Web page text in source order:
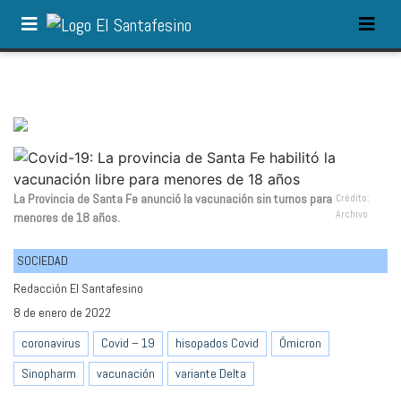
La Provincia de Santa Fe anunció la vacunación sin turnos para
menores de 18 años.
Crédito:
Archivo
SOCIEDAD
Redacción El Santafesino
8 de enero de 2022
coronavirus
Covid – 19 hisopados Covid
Ómicron
Sinopharm
vacunación variante Delta